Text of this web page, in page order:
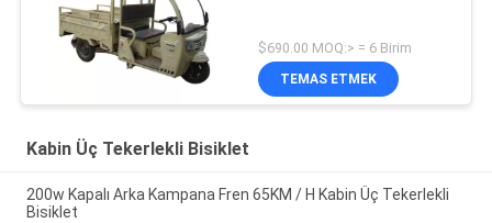
$690.00 MOQ:> = 6 Birim
TEMAS ETMEK
Kabin Üç Tekerlekli Bisiklet
200w Kapalı Arka Kampana Fren 65KM / H Kabin Üç Tekerlekli
Bisiklet